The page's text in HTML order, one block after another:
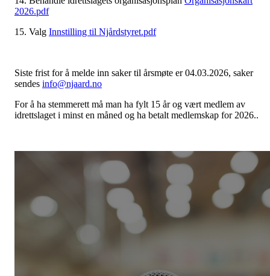
2026.pdf
15. Valg Innstilling til Njårdstyret.pdf
Siste frist for å melde inn saker til årsmøte er 04.03.2026, saker
sendes info@njaard.no
For å ha stemmerett må man ha fylt 15 år og vært medlem av
idrettslaget i minst en måned og ha betalt medlemskap for 2026..